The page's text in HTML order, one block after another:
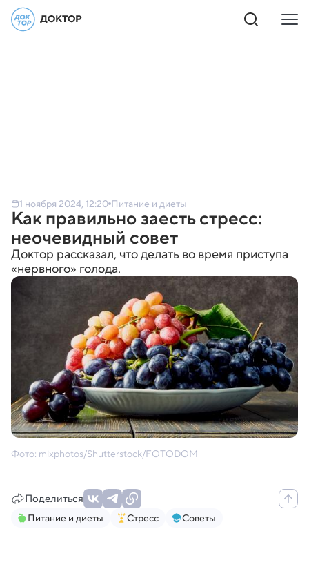
1 ноября 2024, 12:20 Питание и диеты
Как правильно заесть стресс:
неочевидный совет
Доктор рассказал, что делать во время приступа
«нервного» голода.
Фото: mixphotos/Shutterstock/FOTODOM
Поделиться
Питание и диеты Стресс Советы